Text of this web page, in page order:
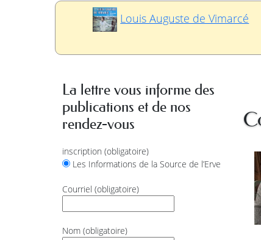
Louis Auguste de Vimarcé
La lettre vous informe des
publications et de nos
rendez-vous
inscription (obligatoire)
Les Informations de la Source de l’Erve
Courriel (obligatoire)
Nom (obligatoire)